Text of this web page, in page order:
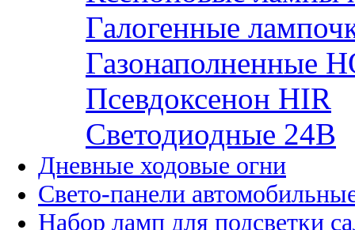
Галогенные
Газонаполненные
Псевдоксенон HIR
Cветодиодные 24B
Дневные ходовые огни
Свето-панели
Набор ламп для подсветки